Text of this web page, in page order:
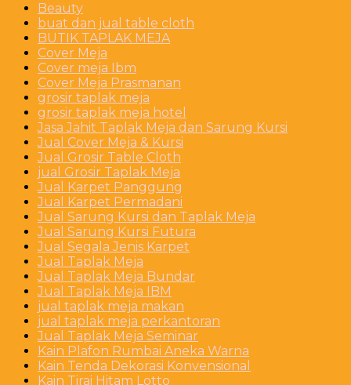
Beauty
buat dan jual table cloth
BUTIK TAPLAK MEJA
Cover Meja
Cover meja Ibm
Cover Meja Prasmanan
grosir taplak meja
grosir taplak meja hotel
Jasa Jahit Taplak Meja dan Sarung Kursi
Jual Cover Meja & Kursi
Jual Grosir Table Cloth
jual Grosir Taplak Meja
Jual Karpet Panggung
Jual Karpet Permadani
Jual Sarung Kursi dan Taplak Meja
Jual Sarung Kursi Futura
Jual Segala Jenis Karpet
Jual Taplak Meja
Jual Taplak Meja Bundar
Jual Taplak Meja IBM
jual taplak meja makan
jual taplak meja perkantoran
Jual Taplak Meja Seminar
Kain Plafon Rumbai Aneka Warna
Kain Tenda Dekorasi Konvensional
Kain Tirai Hitam Lotto